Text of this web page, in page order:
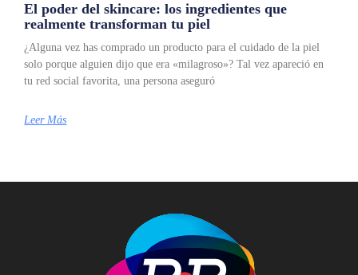
El poder del skincare: los ingredientes que
realmente transforman tu piel
¿Alguna vez has comprado un producto para el cuidado de la piel
solo porque alguien dijo que era «milagroso»? Tal vez apareció en
tu red social favorita, una persona aseguró
Leer Más